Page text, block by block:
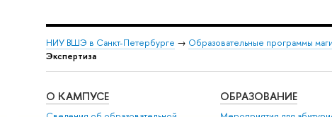
НИУ ВШЭ в Санкт-Петербурге → Образовательные программы
Экспертиза
О КАМПУСЕ ОБРАЗОВАНИЕ